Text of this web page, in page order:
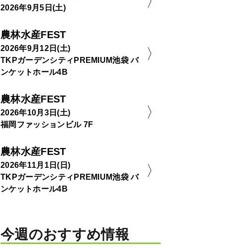
2026年9月5日(土)
農林水産FEST
2026年9月12日(土)
TKPガーデンシティPREMIUM池袋 バ
ンケットホール4B
農林水産FEST
2026年10月3日(土)
福岡ファッションビル 7F
農林水産FEST
2026年11月1日(日)
TKPガーデンシティPREMIUM池袋 バ
ンケットホール4B
今週のおすすめ情報